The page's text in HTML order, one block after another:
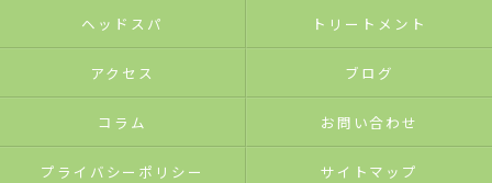
ヘッドスパ トリートメント
アクセス ブログ
コラム お問い合わせ
プライバシーポリシー サイトマップ